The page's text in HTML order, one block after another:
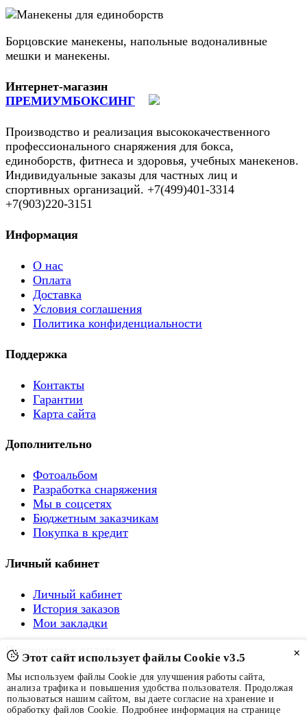
Борцовские манекены, напольные водоналивные
мешки и манекены.
Интернет-магазин
ПРЕМИУМБОКСИНГ
Производство и реализация высококачественного
профессионального снаряжения для бокса,
единоборств, фитнеса и здоровья, учебных манекенов.
Индивидуальные заказы для частных лиц и
спортивных организаций. +7(499)401-3314
+7(903)220-3151
Информация
О нас
Оплата
Доставка
Условия соглашения
Политика конфиденциальности
Поддержка
Контакты
Гарантии
Карта сайта
Дополнительно
Фотоальбом
Разработка снаряжения
Мы в соцсетях
Бюджетным заказчикам
Покупка в кредит
Личный кабинет
Личный кабинет
История заказов
Мои закладки
Принимаем к оплате
×
Этот сайт использует файлы Cookie v3.5
Мы используем файлы Cookie для улучшения работы сайта,
анализа трафика и повышения удобства пользователя. Продолжая
пользоваться нашим сайтом, вы даете согласие на хранение и
обработку файлов Cookie. Подробнее информация на странице